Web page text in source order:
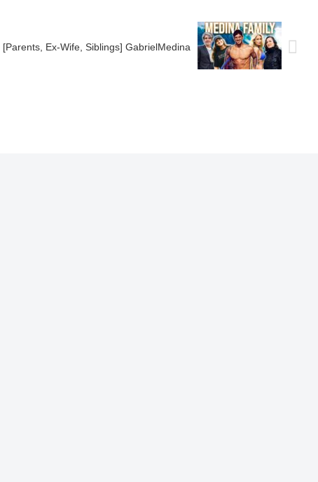
Ex-Wife, Siblings] GabrielMedina